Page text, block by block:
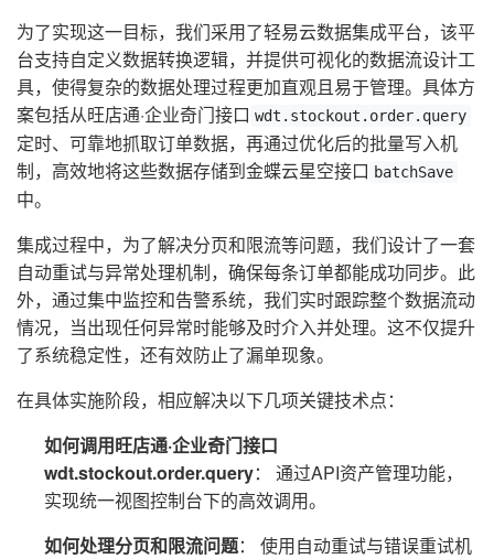
为了实现这一目标，我们采用了轻易云数据集成平台，该平
台支持自定义数据转换逻辑，并提供可视化的数据流设计工
具，使得复杂的数据处理过程更加直观且易于管理。具体方
案包括从旺店通·企业奇门接口 wdt.stockout.order.query
定时、可靠地抓取订单数据，再通过优化后的批量写入机
制，高效地将这些数据存储到金蝶云星空接口 batchSave
中。
集成过程中，为了解决分页和限流等问题，我们设计了一套
自动重试与异常处理机制，确保每条订单都能成功同步。此
外，通过集中监控和告警系统，我们实时跟踪整个数据流动
情况，当出现任何异常时能够及时介入并处理。这不仅提升
了系统稳定性，还有效防止了漏单现象。
在具体实施阶段，相应解决以下几项关键技术点：
如何调用旺店通·企业奇门接口
wdt.stockout.order.query： 通过API资产管理功能，
实现统一视图控制台下的高效调用。
如何处理分页和限流问题： 使用自动重试与错误重试机